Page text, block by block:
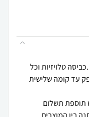
טלויזיות וכל
עד קומה שלישית
תידרש תוספת תשלום